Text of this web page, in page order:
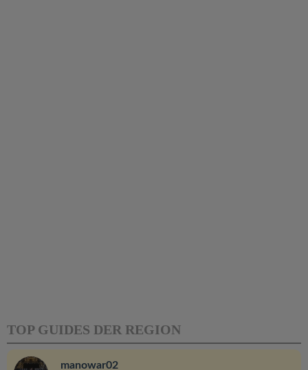
TOP GUIDES DER REGION
manowar02